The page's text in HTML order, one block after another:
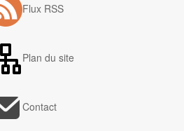
Flux RSS
Plan du site
Contact